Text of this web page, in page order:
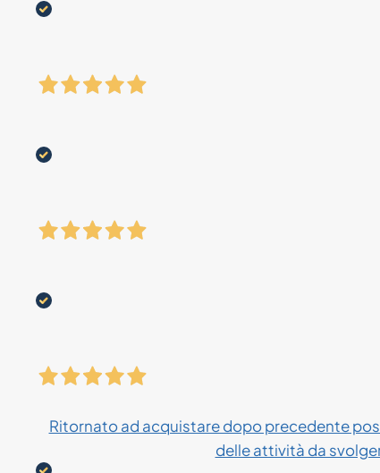
Ritornato ad acquistare dopo precedente
delle attività da